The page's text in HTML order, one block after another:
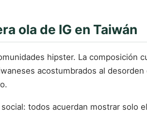
ola de IG en Taiwán
hipster. La composición
acostumbrados al
todos acuerdan mostrar solo